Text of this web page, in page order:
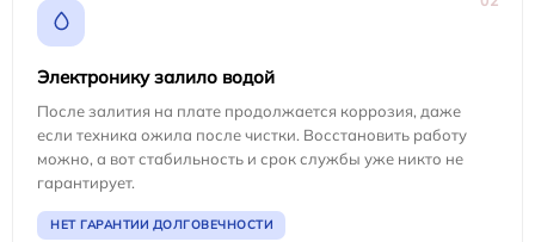
Электронику залило водой
После залития на плате продолжается коррозия, даже
если техника ожила после чистки. Восстановить работу
можно, а вот стабильность и срок службы уже никто не
гарантирует.
НЕТ ГАРАНТИИ ДОЛГОВЕЧНОСТИ